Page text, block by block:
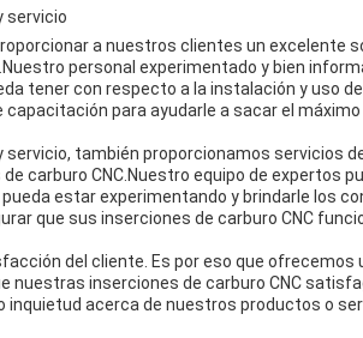
servicio
a nuestros clientes un excelente
personal experimentado y bien
tener con respecto a la instalación y uso
para ayudarle a sacar el
también proporcionamos servicios
carburo CNC.Nuestro equipo de expertos
estar experimentando y brindarle los
que sus inserciones de carburo CNC
del cliente. Es por eso que ofrecemos
nuestras inserciones de carburo CNC
acerca de nuestros productos o